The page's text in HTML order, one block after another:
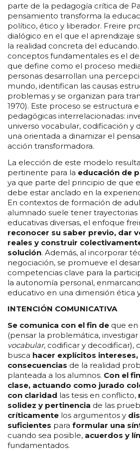
parte de la pedagogía crítica de
pensamiento transforma la
político, ético y liberador. Freire
dialógico en el que el aprendizaje
la realidad concreta del
conceptos fundamentales es el de
que define como el proceso
personas desarrollan una
mundo, identifican las causas
problemas y se organizan para
1970). Este proceso se estructura
pedagógicas interrelacionadas:
universo vocabular, codificación y
una orientada a dinamizar el
acción transformadora.
La elección de este modelo
pertinente para la educación de
ya que parte del principio de que
debe estar anclado en la
En contextos de formación de
alumnado suele tener trayectorias
educativas diversas, el enfoque
reconocer su saber previo, dar
reales y construir
solución. Además, al incorporar
negociación, se promueve el
competencias clave para la
la autonomía personal,
educativo en una dimensión ética
INTENCIÓN COMUNICATIVA
Se comunica con el fin de que en
(pensar la problemática, investigar
vocabular, codificar y decodificar),
busca hacer explícitos
consecuencias de la realidad
planteada a los alumnos. Con el
clase, actuando como jurado
con claridad las tesis en conflicto,
solidez y pertinencia de las
críticamente los argumentos y
suficientes para formular una
cuando sea posible, acuerdos y
fundamentados.